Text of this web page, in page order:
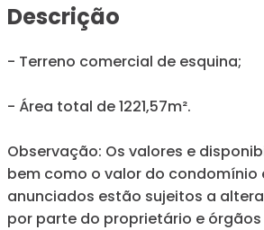
Descrição
- Terreno comercial de esquina;
- Área total de 1221,57m².
Observação: Os valores e
bem como o valor do condomínio
anunciados estão sujeitos a
por parte do proprietário e